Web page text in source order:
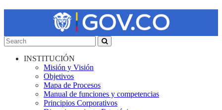
INSTITUCIÓN
Misión y Visión
Objetivos
Mapa de Procesos
Manual de funciones y competencias
Principios Corporativos